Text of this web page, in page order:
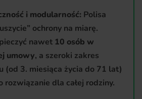
i modularność: Polisa
ochrony na miarę.
nawet 10 osób w
umowy, a szeroki zakres
(od 3. miesiąca życia do 71 lat)
rozwiązanie dla całej rodziny.